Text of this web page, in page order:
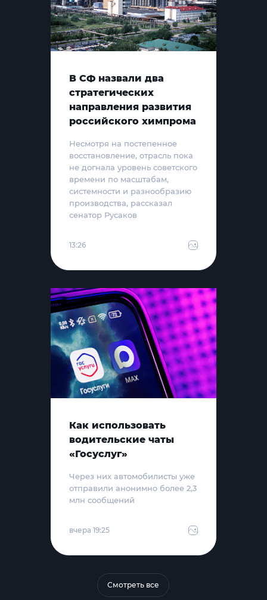
В СФ назвали два
стратегических
направления развития
российского химпрома
Несмотря на постепенное
восстановление, отрасль пока
не догнала уровень советского
времени по масштабам,
системности и разнообразию
производства, рассказал
сенатор Русаков
13:26
Как использовать
водительские чаты
«Госуслуг»
Через них автомобилисты уже
отправили анонимно более 2,3
млн сообщений
вчера 19:25
Смотреть все